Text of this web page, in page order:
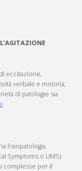
eccitazione,
verbale e motoria,
di patologie sia
fisiopatologia
Symptoms o UMS)
complesse per il